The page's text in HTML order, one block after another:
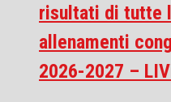
risultati di tutte
allenamenti
2026-2027 –